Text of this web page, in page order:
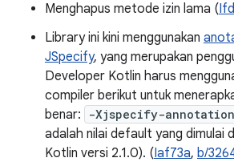
Menghapus metode izin lama (
Library ini kini menggunakan
JSpecify, yang merupakan
Developer Kotlin harus
compiler berikut untuk
benar:
-Xjspecify-
adalah nilai default yang dimulai
Kotlin versi 2.1.0). (Iaf73a, b/